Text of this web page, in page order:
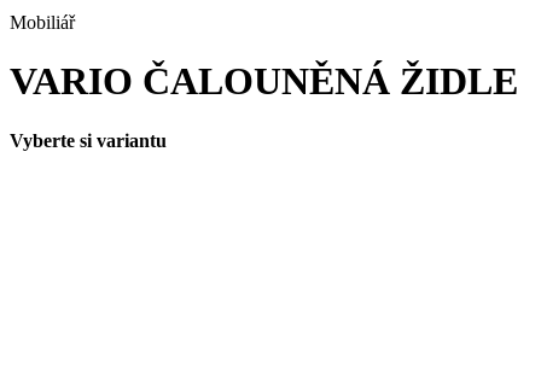
Mobiliář
VARIO ČALOUNĚNÁ ŽIDLE
Vyberte si variantu